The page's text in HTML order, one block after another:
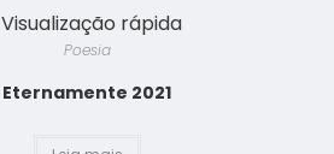
Visualização rápida
Poesia
Eternamente 2021